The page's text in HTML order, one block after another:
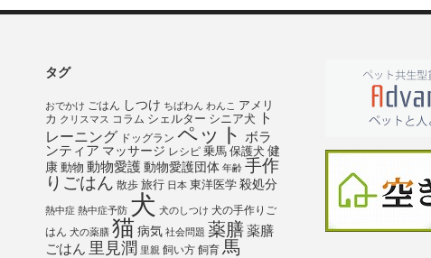
タグ
おでかけ ごはん しつけ ちばわん わんこ アメリ
カ クリスマス コラム シェルター シニア犬
ト
レーニング ドッグラン ペット
ボラ
ンティア マッサージ レシピ 乗馬 保護犬 健
康 動物 動物愛護動物愛護団体 年齢 手作
りごはん 散歩 旅行 日本 東洋医学 殺処分
熱中症 熱中症予防 犬 犬のしつけ 犬の手作りご
はん 犬の薬膳 猫 病気 社会問題 薬膳薬膳
ごはん 里見潤 里親 飼い方 飼育 馬